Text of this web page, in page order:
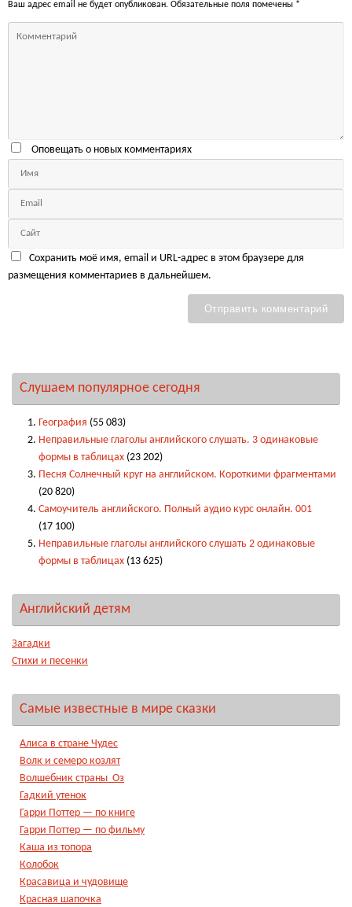
Ваш адрес email не будет опубликован. Обязательные поля помечены *
Оповещать о новых комментариях
Сохранить моё имя, email и URL-адрес в этом браузере для
размещения комментариев в дальнейшем.
Слушаем популярное сегодня
География (55 083)
Неправильные глаголы английского слушать. 3 одинаковые
формы в таблицах (23 202)
Песня Солнечный круг на английском. Короткими фрагментами
(20 820)
Самоучитель английского. Полный аудио курс онлайн. 001
(17 100)
Неправильные глаголы английского слушать 2 одинаковые
формы в таблицах (13 625)
Английский детям
Загадки
Стихи и песенки
Самые известные в мире сказки
Алиса в стране Чудес
Волк и семеро козлят
Волшебник страны Оз
Гадкий утенок
Гарри Поттер — по книге
Гарри Поттер — по фильму
Каша из топора
Колобок
Красавица и чудовище
Красная шапочка